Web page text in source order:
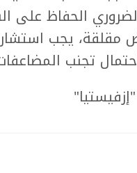
الحفاظ على
مقلقة، يجب
تجنب